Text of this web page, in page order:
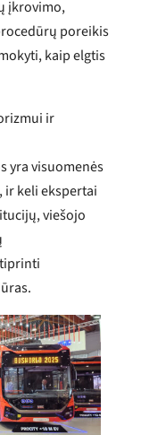
įkrovimo,
poreikis
kaip elgtis
ir
yra visuomenės
keli ekspertai
viešojo